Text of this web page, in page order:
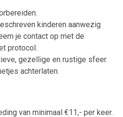
kinderen aanwezig
je contact op met de
protocol.
gezellige en rustige sfeer.
achterlaten.
van minimaal €11,- per keer.